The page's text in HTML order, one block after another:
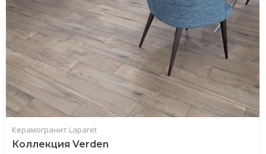
Керамогранит Laparet
Коллекция Verden